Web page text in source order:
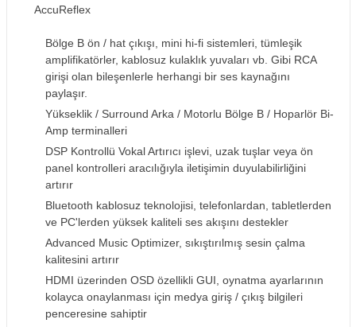
AccuReflex
Bölge B ön / hat çıkışı, mini hi-fi sistemleri, tümleşik
amplifikatörler, kablosuz kulaklık yuvaları vb. Gibi RCA
girişi olan bileşenlerle herhangi bir ses kaynağını
paylaşır.
Yükseklik / Surround Arka / Motorlu Bölge B / Hoparlör Bi-
Amp terminalleri
DSP Kontrollü Vokal Artırıcı işlevi, uzak tuşlar veya ön
panel kontrolleri aracılığıyla iletişimin duyulabilirliğini
artırır
Bluetooth kablosuz teknolojisi, telefonlardan, tabletlerden
ve PC'lerden yüksek kaliteli ses akışını destekler
Advanced Music Optimizer, sıkıştırılmış sesin çalma
kalitesini artırır
HDMI üzerinden OSD özellikli GUI, oynatma ayarlarının
kolayca onaylanması için medya giriş / çıkış bilgileri
penceresine sahiptir